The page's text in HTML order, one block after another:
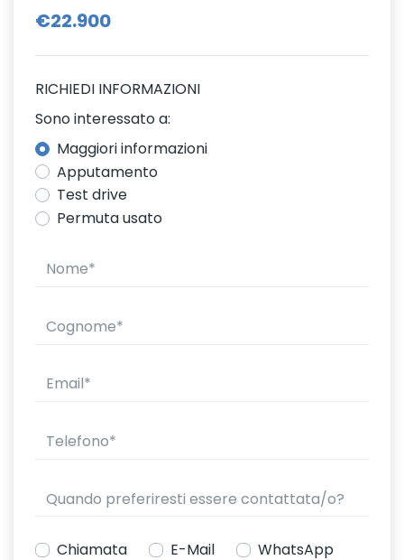
€22.900
RICHIEDI INFORMAZIONI
Sono interessato a:
Maggiori informazioni
Apputamento
Test drive
Permuta usato
Chiamata E-Mail WhatsApp